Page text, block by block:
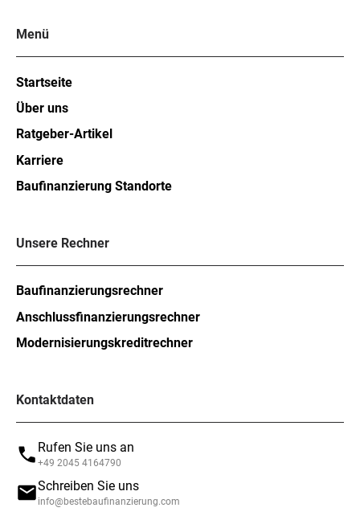
Menü
Startseite
Über uns
Ratgeber-Artikel
Karriere
Baufinanzierung Standorte
Unsere Rechner
Baufinanzierungsrechner
Anschlussfinanzierungsrechner
Modernisierungskreditrechner
Kontaktdaten
Rufen Sie uns an
+49 2045 4164790
Schreiben Sie uns
info@bestebaufinanzierung.com